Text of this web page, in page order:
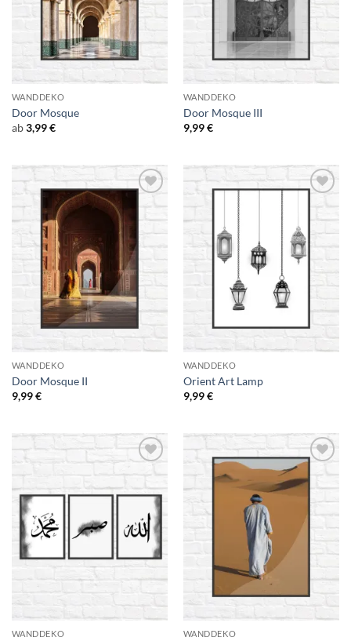
WANDDEKO
Door Mosque
ab3,99€
WANDDEKO
Door Mosque III
9,99€
Add to
WANDDEKO
Door Mosque II
9,99€
WANDDEKO
Orient Art Lamp
9,99€
WANDDEKO
Wishlist
WANDDEKO